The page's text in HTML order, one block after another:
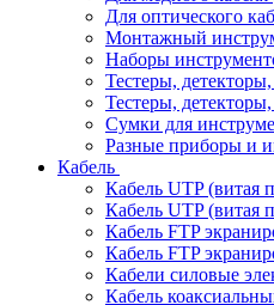
Для оптического
Монтажный
Наборы
Тестеры,
Тестеры,
Сумки для
Разные приборы и
Кабель
Кабель UTP (витая
Кабель UTP (витая
Кабель FTP
Кабель FTP
Кабели силовые
Кабель